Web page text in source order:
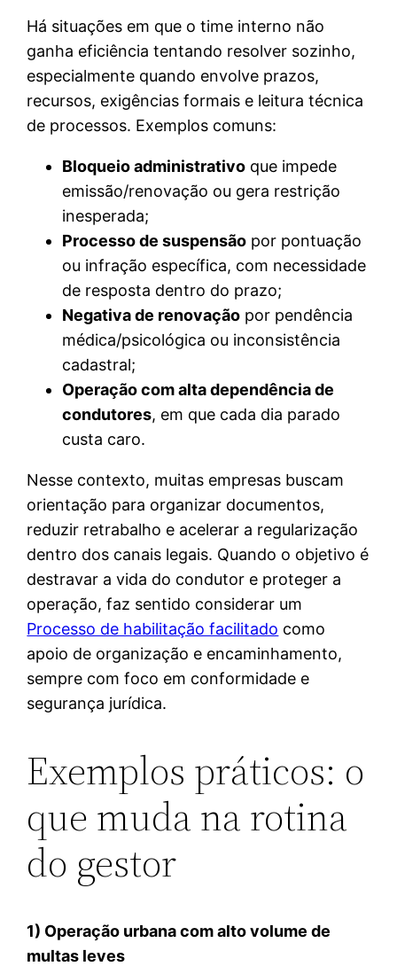
Há situações em que o time interno não
ganha eficiência tentando resolver sozinho,
especialmente quando envolve prazos,
recursos, exigências formais e leitura técnica
de processos. Exemplos comuns:
Bloqueio administrativo que impede
emissão/renovação ou gera restrição
inesperada;
Processo de suspensão por pontuação
ou infração específica, com necessidade
de resposta dentro do prazo;
Negativa de renovação por pendência
médica/psicológica ou inconsistência
cadastral;
Operação com alta dependência de
condutores, em que cada dia parado
custa caro.
Nesse contexto, muitas empresas buscam
orientação para organizar documentos,
reduzir retrabalho e acelerar a regularização
dentro dos canais legais. Quando o objetivo é
destravar a vida do condutor e proteger a
operação, faz sentido considerar um
Processo de habilitação facilitado como
apoio de organização e encaminhamento,
sempre com foco em conformidade e
segurança jurídica.
Exemplos práticos: o
que muda na rotina
do gestor
1) Operação urbana com alto volume de
multas leves